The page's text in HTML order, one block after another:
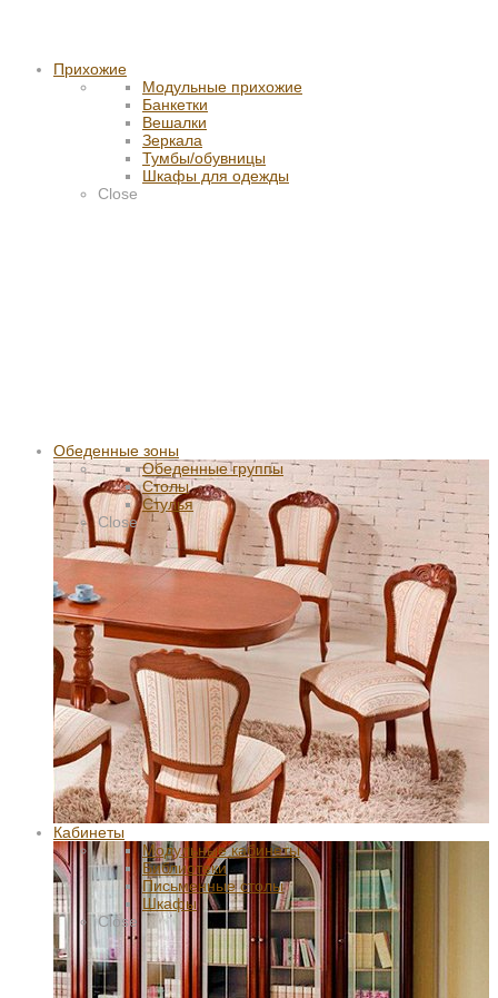
Прихожие
Модульные прихожие
Банкетки
Вешалки
Зеркала
Тумбы/обувницы
Шкафы для одежды
Close
Обеденные зоны
Обеденные группы
Столы
Стулья
Close
Кабинеты
Модульные кабинеты
Библиотеки
Письменные столы
Шкафы
Close